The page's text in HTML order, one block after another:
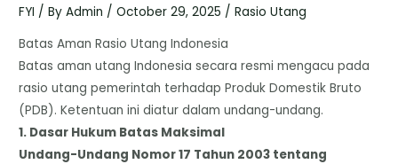
FYI / ByAdmin /October 29, 2025 /Rasio Utang
​Batas Aman Rasio Utang Indonesia
​Batas aman utang Indonesia secara resmi mengacu pada
rasio utang pemerintah terhadap Produk Domestik Bruto
(PDB). Ketentuan ini diatur dalam undang-undang.
​1. Dasar Hukum Batas Maksimal
​Undang-Undang Nomor 17 Tahun 2003 tentang